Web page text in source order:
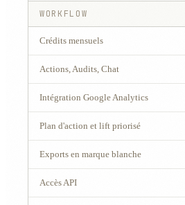
WORKFLOW
Crédits mensuels
Actions, Audits, Chat
Intégration Google Analytics
Plan d'action et lift priorisé
Exports en marque blanche
Accès API